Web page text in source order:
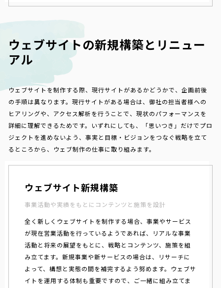
ウェブサイトの新規構築とリニュー
アル
ウェブサイトを制作する際、現行サイトがあるかどうかで、企画前後
の手順は異なります。現行サイトがある場合は、御社の担当者様への
ヒアリングや、アクセス解析を行うことで、現状のパフォーマンスを
詳細に理解できるためです。いずれにしても、「思いつき」だけでプロ
ジェクトを進めないよう、事実と目標・ビジョンをつなぐ戦略を立て
るところから、ウェブ制作の仕事に取り組みます。
ウェブサイト新規構築
事業活動や実績をもとにコンテンツと施策を設計
全く新しくウェブサイトを制作する場合、事業やサービス
が現在営業活動を行っているようであれば、リアルな事業
活動と将来の展望をもとに、戦略とコンテンツ、施策を組
み立てます。新規事業や新サービスの場合は、リサーチに
よって、構想と実態の間を補完するよう努めます。ウェブサ
イトを運用する体制も重要ですので、ご一緒に組み立てま